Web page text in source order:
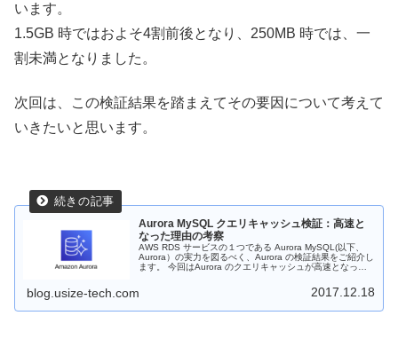
います。
1.5GB 時ではおよそ4割前後となり、250MB 時では、一
割未満となりました。
次回は、この検証結果を踏まえてその要因について考えて
いきたいと思います。
Aurora MySQL クエリキャッシュ検証：高速と
なった理由の考察
AWS RDS サービスの１つである Aurora MySQL(以下、
Aurora）の実力を図るべく、Aurora の検証結果をご紹介し
ます。 今回はAurora のクエリキャッシュが高速となった
blog.usize-tech.com 2017.12.18